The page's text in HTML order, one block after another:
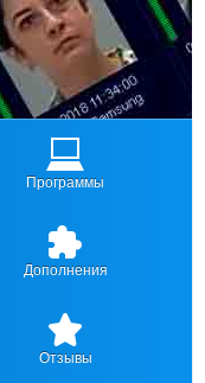
Программы
Дополнения
Отзывы